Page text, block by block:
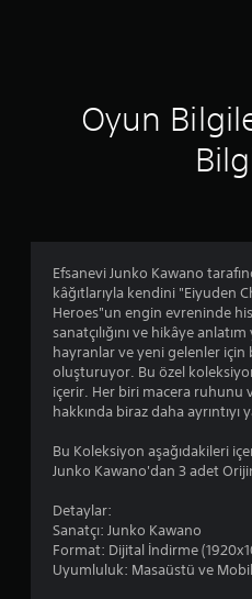
Oyun
Efsanevi Junko Kawano
kâğıtlarıyla kendini "Eiyuden
Heroes"un engin evreninde
sanatçılığını ve hikâye
hayranlar ve yeni gelenler
oluşturuyor. Bu özel
içerir. Her biri macera ruhunu
hakkında biraz daha ayrıntıyı
Bu Koleksiyon aşağıdakileri
Junko Kawano'dan 3 adet
Detaylar:
Sanatçı: Junko Kawano
Format: Dijital İndirme
Uyumluluk: Masaüstü ve